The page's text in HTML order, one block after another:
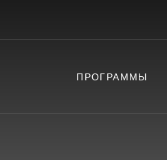
ПРОГРАММЫ